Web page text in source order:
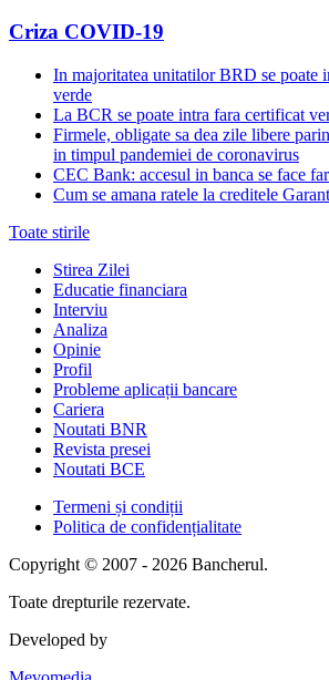
Criza COVID-19
In majoritatea unitatilor BRD se poate
verde
La BCR se poate intra fara certificat
Firmele, obligate sa dea zile libere
in timpul pandemiei de coronavirus
CEC Bank: accesul in banca se face
Cum se amana ratele la creditele
Toate stirile
Stirea Zilei
Educatie financiara
Interviu
Analiza
Opinie
Profil
Probleme aplicații bancare
Cariera
Noutati BNR
Revista presei
Noutati BCE
Termeni și condiții
Politica de confidențialitate
Copyright © 2007 - 2026 Bancherul.
Toate drepturile rezervate.
Developed by